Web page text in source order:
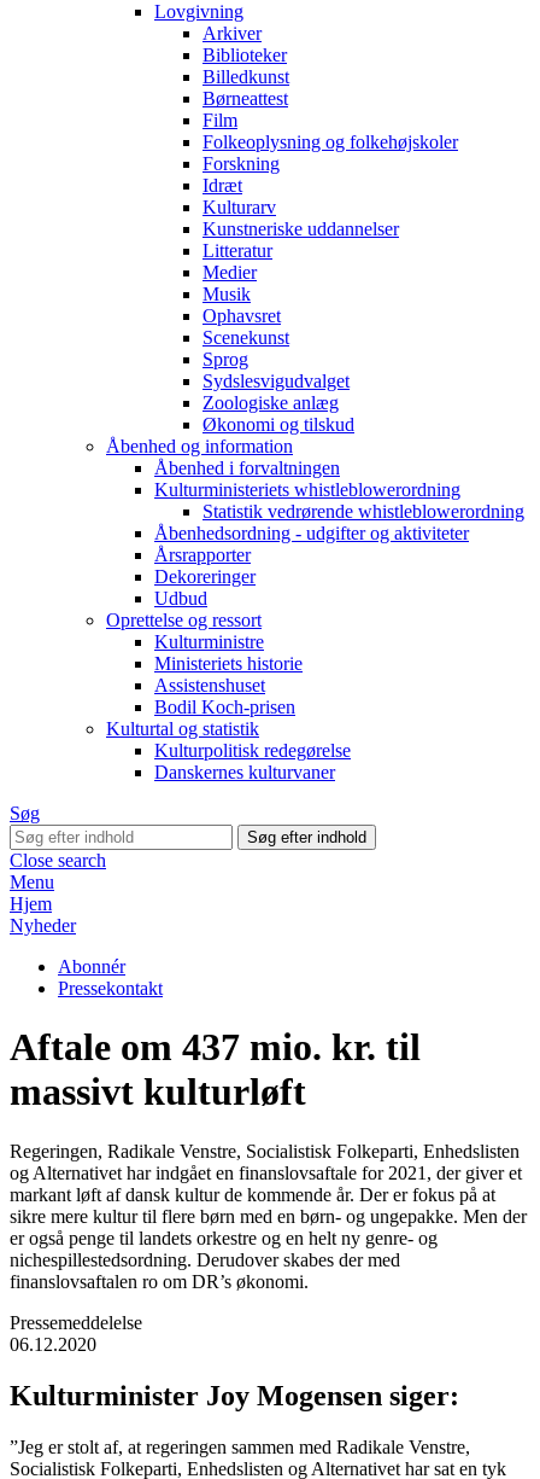
Lovgivning
Arkiver
Biblioteker
Billedkunst
Børneattest
Film
Folkeoplysning og folkehøjskoler
Forskning
Idræt
Kulturarv
Kunstneriske uddannelser
Litteratur
Medier
Musik
Ophavsret
Scenekunst
Sprog
Sydslesvigudvalget
Zoologiske anlæg
Økonomi og tilskud
Åbenhed og information
Åbenhed i forvaltningen
Kulturministeriets whistleblowerordning
Statistik vedrørende whistleblowerordning
Åbenhedsordning - udgifter og aktiviteter
Årsrapporter
Dekoreringer
Udbud
Oprettelse og ressort
Kulturministre
Ministeriets historie
Assistenshuset
Bodil Koch-prisen
Kulturtal og statistik
Kulturpolitisk redegørelse
Danskernes kulturvaner
Søg
Close search
Menu
Hjem
Nyheder
Abonnér
Pressekontakt
Aftale om 437 mio. kr. til
massivt kulturløft
Regeringen, Radikale Venstre, Socialistisk Folkeparti, Enhedslisten
og Alternativet har indgået en finanslovsaftale for 2021, der giver et
markant løft af dansk kultur de kommende år. Der er fokus på at
sikre mere kultur til flere børn med en børn- og ungepakke. Men der
er også penge til landets orkestre og en helt ny genre- og
nichespillestedsordning. Derudover skabes der med
finanslovsaftalen ro om DR’s økonomi.
Pressemeddelelse
06.12.2020
Kulturminister Joy Mogensen siger:
”Jeg er stolt af, at regeringen sammen med Radikale Venstre,
Socialistisk Folkeparti, Enhedslisten og Alternativet har sat en tyk